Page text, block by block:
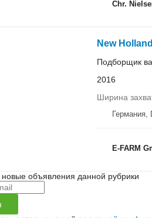
Chr.
New
Подборщик
2016
Ширина
Германия,
E-FARM
объявления данной рубрики